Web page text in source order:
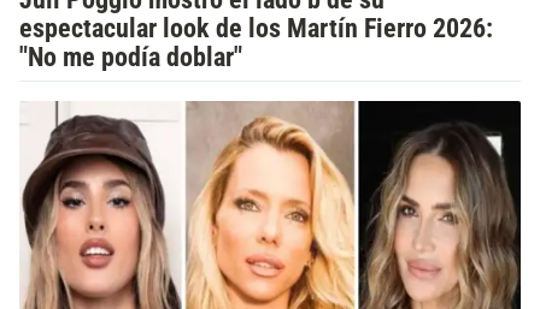
espectacular look de los Martín Fierro 2026:
"No me podía doblar"